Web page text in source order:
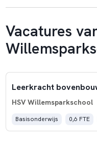
Vacatures
Leerkracht
HSV Willemsparkschool
Basisonderwijs 0,6 FTE